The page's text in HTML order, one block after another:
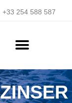
+33 254 588 587